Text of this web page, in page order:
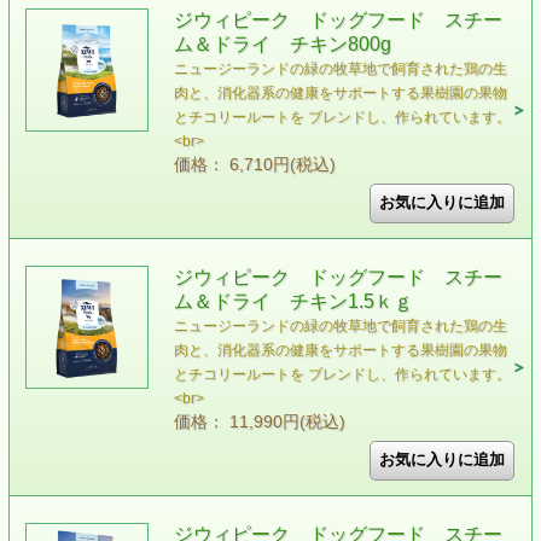
ジウィピーク ドッグフード スチー
ム＆ドライ チキン800g
ニュージーランドの緑の牧草地で飼育された鶏の⽣
⾁と、消化器系の健康をサポートする果樹園の果物
とチコリールートを ブレンドし、作られています。
<br>
価格： 6,710円(税込)
ジウィピーク ドッグフード スチー
ム＆ドライ チキン1.5ｋｇ
ニュージーランドの緑の牧草地で飼育された鶏の生
肉と、消化器系の健康をサポートする果樹園の果物
とチコリールートを ブレンドし、作られています。
<br>
価格： 11,990円(税込)
ジウィピーク ドッグフード スチー